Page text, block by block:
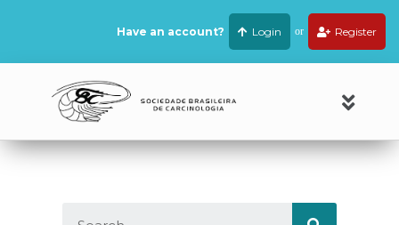
Have an account? Login or Register